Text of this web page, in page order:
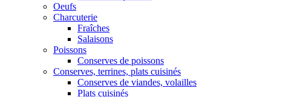
Oeufs
Charcuterie
Fraîches
Salaisons
Poissons
Conserves de poissons
Conserves, terrines, plats cuisinés
Conserves de viandes, volailles
Plats cuisinés